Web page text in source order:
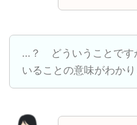
…？ どういうことです
いることの意味がわかり